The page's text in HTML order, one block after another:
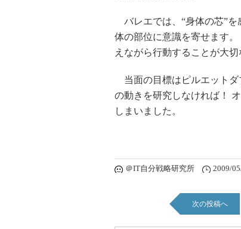
バレエでは、“身体の芯”を
体の部位に意識を寄せます
えながら行動することが大切
当面の目標はピルエットダ
の動きを研究しなければ！
しまいました。
＠IT自分戦略研究所 2009/
次の投稿へ